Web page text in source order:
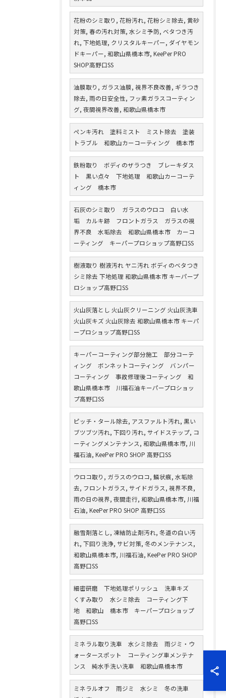
花粉のシミ取り, 花粉汚れ, 花粉シミ除去, 黄砂
対策, 春の汚れ対策, 水シミ予防, ベタつき汚
れ, 下地処理, クリスタルキーパー, ダイヤモン
ドキーパー, 和歌山県橋本市, KeePer PRO
SHOP高野口SS
油膜取り, ガラス油膜, 視界不良改善, ギラつき
除去, 雨の日安全性, フッ素ガラスコーティン
グ, 夜間視界改善, 和歌山県橋本市
ペンキ汚れ 塗料ミスト ミスト除去 塗装
トラブル 和歌山カーコーティング 橋本市
鉄粉取り ボディのザラつき ブレーキダス
ト 黒い点々 下地処理 和歌山カーコーテ
ィング 橋本市
石灰のシミ取り ガラスのウロコ 白い水
垢 カルキ跡 フロントガラス ガラスの視
界不良 水垢除去 和歌山県橋本市 カーコ
ーティング キーパープロショップ高野口SS
樹液取り 樹液汚れ ヤニ汚れ ボディのベタつき
シミ除去 下地処理 和歌山県橋本市 キーパープ
ロショップ高野口SS
火山灰落とし 火山灰クリーニング 火山灰洗車
火山灰キズ 火山灰除去 和歌山県橋本市 キーパ
ープロショップ高野口SS
キーパーコーティング部分施工 部分コーテ
ィング ボンネットコーティング バンパー
コーティング 事故修理後コーティング 和
歌山県橋本市 川福石油キーパープロショッ
プ高野口SS
ピッチ・タール除去, アスファルト汚れ, 黒い
ブツブツ汚れ, 下回り汚れ, サイドステップ, コ
ーティングメンテナンス, 和歌山県橋本市, 川
福石油, KeePer PRO SHOP 高野口SS
ウロコ取り, ガラスのウロコ, 鱗状痕, 水垢除
去, フロントガラス, サイドガラス, 視界不良,
雨の日の視界, 夜間走行, 和歌山県橋本市, 川福
石油, KeePer PRO SHOP 高野口SS
融雪剤落とし, 凍結防止剤汚れ, 冬道の白い汚
れ, 下回り洗浄, サビ対策, 冬のメンテナンス,
和歌山県橋本市, 川福石油, KeePer PRO SHOP
高野口SS
細密研磨 下地処理ポリッシュ 洗車キズ
くすみ取り 水シミ除去 コーティング下
地 和歌山 橋本市 キーパープロショップ
高野口SS
ミネラル取り洗車 水シミ除去 雨ジミ・ウ
ォータースポット コーティング車メンテナ
ンス 純水手洗い洗車 和歌山県橋本市
ミネラルオフ 雨ジミ 水シミ 冬の洗車